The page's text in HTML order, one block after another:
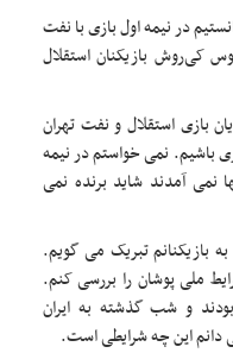
در نیمه اول بازی با نفت
کی‌روش بازیکنان استقلال
بازی استقلال و نفت تهران
باشیم. نمی خواستم در نیمه
نمی آمدند شاید برنده نمی
بازیکنانم تبریک می گویم.
ملی پوشان را بررسی کنم.
و شب گذشته به ایران
دانم این چه شرایطی است.